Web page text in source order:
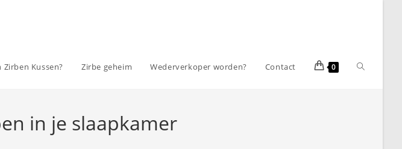
Zirben Kussen? Zirbe geheim Wederverkoper worden? Contact 0 Toggle
in je slaapkamer